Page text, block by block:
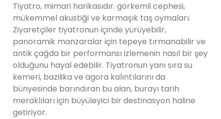
Tiyatro, mimari harikasıdır. görkemli cephesi,
mükemmel akustiği ve karmaşık taş oymaları.
Ziyaretçiler tiyatronun içinde yürüyebilir,
panoramik manzaralar için tepeye tırmanabilir ve
antik çağda bir performansı izlemenin nasıl bir şey
olduğunu hayal edebilir. Tiyatronun yanı sıra su
kemeri, bazilika ve agora kalıntılarını da
bünyesinde barındıran bu alan, burayı tarih
meraklıları için büyüleyici bir destinasyon haline
getiriyor.